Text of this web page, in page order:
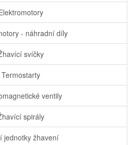
- náhradní díly
svíčky
Termostarty
ventily
spirály
jednotky žhavení